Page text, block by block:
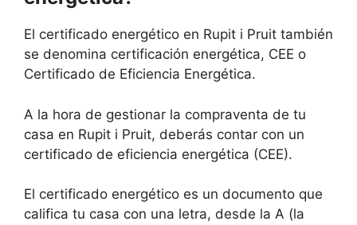
El certificado energético en Rupit i Pruit también
se denomina certificación energética, CEE o
Certificado de Eficiencia Energética.
A la hora de gestionar la compraventa de tu
casa en Rupit i Pruit, deberás contar con un
certificado de eficiencia energética (CEE).
El certificado energético es un documento que
califica tu casa con una letra, desde la A (la